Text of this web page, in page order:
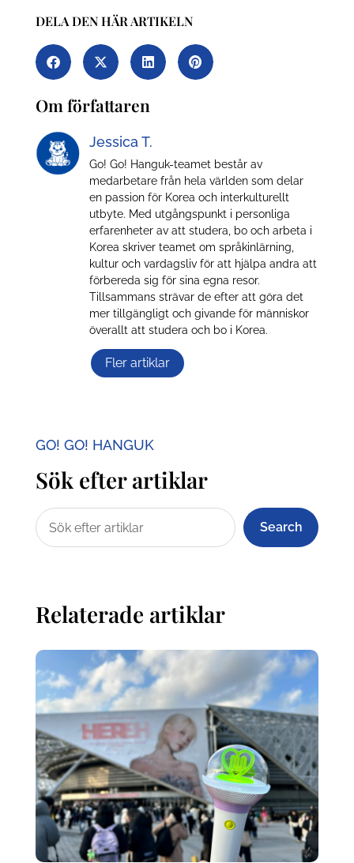
DELA DEN HÄR ARTIKELN
Om författaren
Jessica T.
Go! Go! Hanguk-teamet består av
medarbetare från hela världen som delar
en passion för Korea och interkulturellt
utbyte. Med utgångspunkt i personliga
erfarenheter av att studera, bo och arbeta i
Korea skriver teamet om språkinlärning,
kultur och vardagsliv för att hjälpa andra att
förbereda sig för sina egna resor.
Tillsammans strävar de efter att göra det
mer tillgängligt och givande för människor
överallt att studera och bo i Korea.
Fler artiklar
GO! GO! HANGUK
Sök efter artiklar
Search
Relaterade artiklar